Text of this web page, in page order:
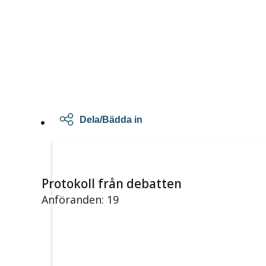
Dela/Bädda in
Protokoll från debatten
Anföranden: 19